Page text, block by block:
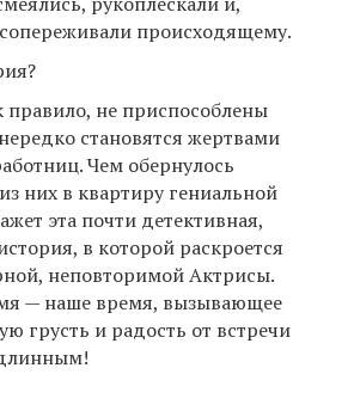
происходящему.
не приспособлены
становятся жертвами
Чем обернулось
них в квартиру гениальной
эта почти детективная,
в которой раскроется
неповторимой Актрисы.
— наше время, вызывающее
грусть и радость от встречи